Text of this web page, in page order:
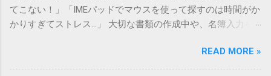
てこない！」「IMEパッドでマウスを使って探すのは時間がか
かりすぎてストレス…」 大切な書類の作成中や、名簿入力を
てしまいますよね。多くの人が「IMEパッド（手書き入力）」
を使いますが、実はマウスで一画ずつ書くのは非効率です
READ MORE »